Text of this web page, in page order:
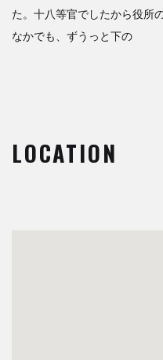
た。十八等官でしたから役所
なかでも、ずうっと下の
LOCATION